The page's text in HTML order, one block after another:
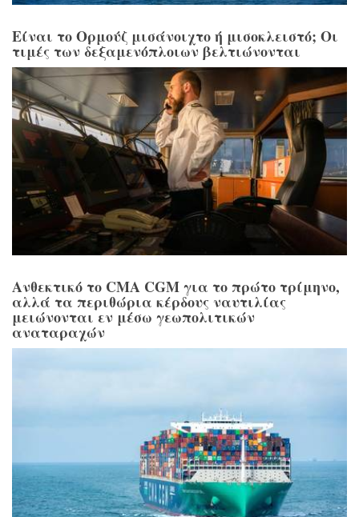
Είναι το Ορμούζ μισάνοιχτο ή μισοκλειστό; Οι
τιμές των δεξαμενόπλοιων βελτιώνονται
Ανθεκτικό το CMA CGM για το πρώτο τρίμηνο,
αλλά τα περιθώρια κέρδους ναυτιλίας
μειώνονται εν μέσω γεωπολιτικών
αναταραχών